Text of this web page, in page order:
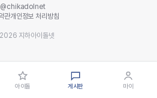
@chikadolnet
관개인정보 처리방침
지하아이돌넷
아이돌 게시판 마이